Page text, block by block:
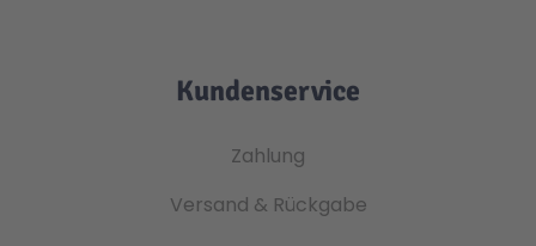
Kundenservice
Zahlung
Versand & Rückgabe